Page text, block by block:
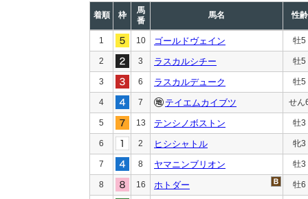
着順 枠
馬
番
馬名 性齢
1 10 ゴールドヴェイン 牡5
2 3 ラスカルシチー 牡5
3 6 ラスカルデューク 牡5
4 7 テイエムカイブツ せん
5 13 テンシノボストン 牡3
6 2 ヒシシャトル 牝3
7 8 ヤマニンブリオン 牡3
8 16 ホトダー 牡6